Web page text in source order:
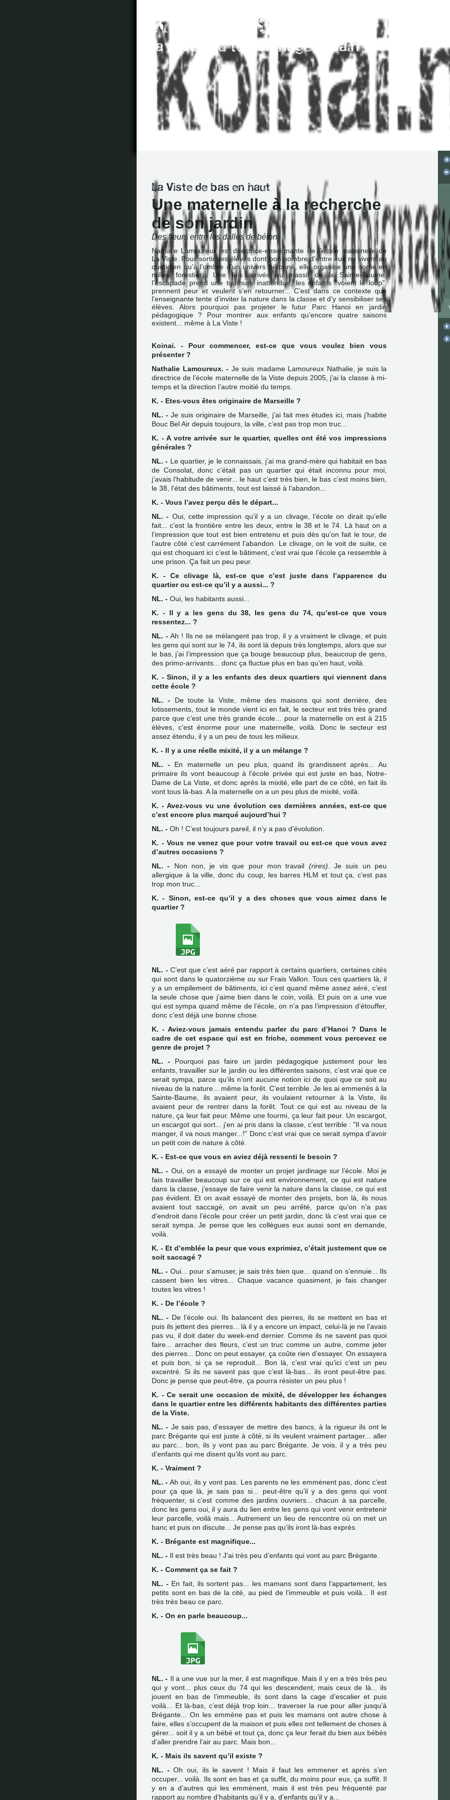
Une maternelle à la recherche
de son jardin
Des fleurs entre les dalles de béton
Nathalie Lamoureux est directrice-enseignante de l’école maternelle de
La Viste. Pour sortir ses élèves dont bon nombre d’entre eux ne vivent au
quotidien qu’à l’ombre d’un univers bétonné, elle organise une sortie en
milieu forestier... Une fois arrivés au massif de la Sainte-Baume,
l’escapade prend une tournure inattendue, les enfants "voient le loup",
prennent peur et veulent s’en retourner... C’est dans ce contexte que
l’enseignante tente d’inviter la nature dans la classe et d’y sensibiliser ses
élèves. Alors pourquoi pas projeter le futur Parc Hanoi en jardin
pédagogique ? Pour montrer aux enfants qu’encore quatre saisons
existent... même à La Viste !
Koinai. - Pour commencer, est-ce que vous voulez bien vous
présenter ?
Nathalie Lamoureux. - Je suis madame Lamoureux Nathalie, je suis la
directrice de l’école maternelle de la Viste depuis 2005, j’ai la classe à mi-
temps et la direction l’autre moitié du temps.
K. - Etes-vous êtes originaire de Marseille ?
NL. - Je suis originaire de Marseille, j’ai fait mes études ici, mais j’habite
Bouc Bel Air depuis toujours, la ville, c’est pas trop mon truc...
K. - A votre arrivée sur le quartier, quelles ont été vos impressions
générales ?
NL. - Le quartier, je le connaissais, j’ai ma grand-mère qui habitait en bas
de Consolat, donc c’était pas un quartier qui était inconnu pour moi,
j’avais l’habitude de venir... le haut c’est très bien, le bas c’est moins bien,
le 38, l’état des bâtiments, tout est laissé à l’abandon...
K. - Vous l’avez perçu dès le départ...
NL. - Oui, cette impression qu’il y a un clivage, l’école on dirait qu’elle
fait... c’est la frontière entre les deux, entre le 38 et le 74. Là haut on a
l’impression que tout est bien entretenu et puis dès qu’on fait le tour, de
l’autre côté c’est carrément l’abandon. Le clivage, on le voit de suite, ce
qui est choquant ici c’est le bâtiment, c’est vrai que l’école ça ressemble à
une prison. Ça fait un peu peur.
K. - Ce clivage là, est-ce que c’est juste dans l’apparence du
quartier ou est-ce qu’il y a aussi... ?
NL. - Oui, les habitants aussi...
K. - Il y a les gens du 38, les gens du 74, qu’est-ce que vous
ressentez... ?
NL. -Ah ! Ils ne se mélangent pas trop, il y a vraiment le clivage, et puis
les gens qui sont sur le 74, ils sont là depuis très longtemps, alors que sur
le bas, j’ai l’impression que ça bouge beaucoup plus, beaucoup de gens,
des primo-arrivants... donc ça fluctue plus en bas qu’en haut, voilà.
K. - Sinon, il y a les enfants des deux quartiers qui viennent dans
cette école ?
NL. -De toute la Viste, même des maisons qui sont derrière, des
lotissements, tout le monde vient ici en fait, le secteur est très très grand
parce que c’est une très grande école... pour la maternelle on est à 215
élèves, c’est énorme pour une maternelle, voilà. Donc le secteur est
assez étendu, il y a un peu de tous les milieux.
K. - Il y a une réelle mixité, il y a un mélange ?
NL. -En maternelle un peu plus, quand ils grandissent après... Au
primaire ils vont beaucoup à l’école privée qui est juste en bas, Notre-
Dame de La Viste, et donc après la mixité, elle part de ce côté, en fait ils
vont tous là-bas. A la maternelle on a un peu plus de mixité, voilà.
K. - Avez-vous vu une évolution ces dernières années, est-ce que
c’est encore plus marqué aujourd’hui ?
NL. - Oh ! C’est toujours pareil, il n’y a pas d’évolution.
K. - Vous ne venez que pour votre travail ou est-ce que vous avez
d’autres occasions ?
NL. - Non non, je vis que pour mon travail (rires) . Je suis un peu
allergique à la ville, donc du coup, les barres HLM et tout ça, c’est pas
trop mon truc...
K. - Sinon, est-ce qu’il y a des choses que vous aimez dans le
quartier ?
NL. -C’est que c’est aéré par rapport à certains quartiers, certaines cités
qui sont dans le quatorzième ou sur Frais Vallon. Tous ces quartiers là, il
y a un empilement de bâtiments, ici c’est quand même assez aéré, c’est
la seule chose que j’aime bien dans le coin, voilà. Et puis on a une vue
qui est sympa quand même de l’école, on n’a pas l’impression d’étouffer,
donc c’est déjà une bonne chose.
K. - Aviez-vous jamais entendu parler du parc d’Hanoi ? Dans le
cadre de cet espace qui est en friche, comment vous percevez ce
genre de projet ?
NL. -Pourquoi pas faire un jardin pédagogique justement pour les
enfants, travailler sur le jardin ou les différentes saisons, c’est vrai que ce
serait sympa, parce qu’ils n’ont aucune notion ici de quoi que ce soit au
niveau de la nature... même la forêt. C’est terrible. Je les ai emmenés à la
Sainte-Baume, ils avaient peur, ils voulaient retourner à la Viste, ils
avaient peur de rentrer dans la forêt. Tout ce qui est au niveau de la
nature, ça leur fait peur. Même une fourmi, ça leur fait peur. Un escargot,
un escargot qui sort... j’en ai pris dans la classe, c’est terrible : "Il va nous
manger, il va nous manger...!" Donc c’est vrai que ce serait sympa d’avoir
un petit coin de nature à côté.
K. - Est-ce que vous en aviez déjà ressenti le besoin ?
NL. - Oui, on a essayé de monter un projet jardinage sur l’école. Moi je
fais travailler beaucoup sur ce qui est environnement, ce qui est nature
dans la classe, j’essaye de faire venir la nature dans la classe, ce qui est
pas évident. Et on avait essayé de monter des projets, bon là, ils nous
avaient tout saccagé, on avait un peu arrêté, parce qu’on n’a pas
d’endroit dans l’école pour créer un petit jardin, donc là c’est vrai que ce
serait sympa. Je pense que les collègues eux aussi sont en demande,
voilà.
K. - Et d’emblée la peur que vous exprimiez, c’était justement que ce
soit saccagé ?
NL. - Oui... pour s’amuser, je sais très bien que... quand on s’ennuie... Ils
cassent bien les vitres... Chaque vacance quasiment, je fais changer
toutes les vitres !
K. - De l’école ?
NL. - De l’école oui. Ils balancent des pierres, ils se mettent en bas et
puis ils jettent des pierres... là il y a encore un impact, celui-là je ne l’avais
pas vu, il doit dater du week-end dernier. Comme ils ne savent pas quoi
faire... arracher des fleurs, c’est un truc comme un autre, comme jeter
des pierres... Donc on peut essayer, ça coûte rien d’essayer. On essayera
et puis bon, si ça se reproduit... Bon là, c’est vrai qu’ici c’est un peu
excentré. Si ils ne savent pas que c’est là-bas... ils iront peut-être pas.
Donc je pense que peut-être, ça pourra résister un peu plus !
K. - Ce serait une occasion de mixité, de développer les échanges
dans le quartier entre les différents habitants des différentes parties
de la Viste.
NL. - Je sais pas, d’essayer de mettre des bancs, à la rigueur ils ont le
parc Brégante qui est juste à côté, si ils veulent vraiment partager... aller
au parc... bon, ils y vont pas au parc Brégante. Je vois, il y a très peu
d’enfants qui me disent qu’ils vont au parc.
K. - Vraiment ?
NL. - Ah oui, ils y vont pas. Les parents ne les emmènent pas, donc c’est
pour ça que là, je sais pas si... peut-être qu’il y a des gens qui vont
fréquenter, si c’est comme des jardins ouvriers... chacun à sa parcelle,
donc les gens oui, il y aura du lien entre les gens qui vont venir entretenir
leur parcelle, voilà mais... Autrement un lieu de rencontre où on met un
banc et puis on discute... Je pense pas qu’ils iront là-bas exprès.
K. - Brégante est magnifique...
NL. - Il est très beau ! J’ai très peu d’enfants qui vont au parc Brégante.
K. - Comment ça se fait ?
NL. -En fait, ils sortent pas... les mamans sont dans l’appartement, les
petits sont en bas de la cité, au pied de l’immeuble et puis voilà... Il est
très très beau ce parc.
K. - On en parle beaucoup...
NL. - Il a une vue sur la mer, il est magnifique. Mais il y en a très très peu
qui y vont... plus ceux du 74 qui les descendent, mais ceux de là... ils
jouent en bas de l’immeuble, ils sont dans la cage d’escalier et puis
voilà... Et là-bas, c’est déjà trop loin... traverser la rue pour aller jusqu’à
Brégante... On les emmène pas et puis les mamans ont autre chose à
faire, elles s’occupent de la maison et puis elles ont tellement de choses à
gérer... soit il y a un bébé et tout ça, donc ça leur ferait du bien aux bébés
d’aller prendre l’air au parc. Mais bon...
K. - Mais ils savent qu’il existe ?
NL. -Oh oui, ils le savent ! Mais il faut les emmener et après s’en
occuper... voilà. Ils sont en bas et ça suffit, du moins pour eux, ça suffit. Il
y en a d’autres qui les emmènent, mais il est très peu fréquenté par
rapport au nombre d’habitants qu’il y a, d’enfants qu’il y a...